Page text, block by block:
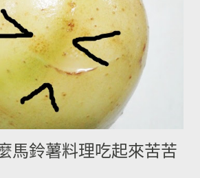
馬鈴薯料理吃起來苦苦